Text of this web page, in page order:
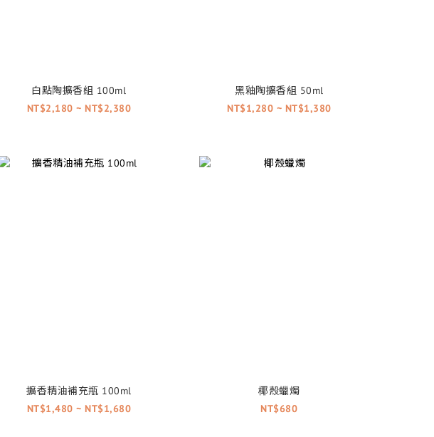
白點陶擴香組 100ml
NT$2,180 ~ NT$2,380
黑釉陶擴香組 50ml
NT$1,280 ~ NT$1,380
擴香精油補充瓶 100ml
NT$1,480 ~ NT$1,680
椰殼蠟燭
NT$680